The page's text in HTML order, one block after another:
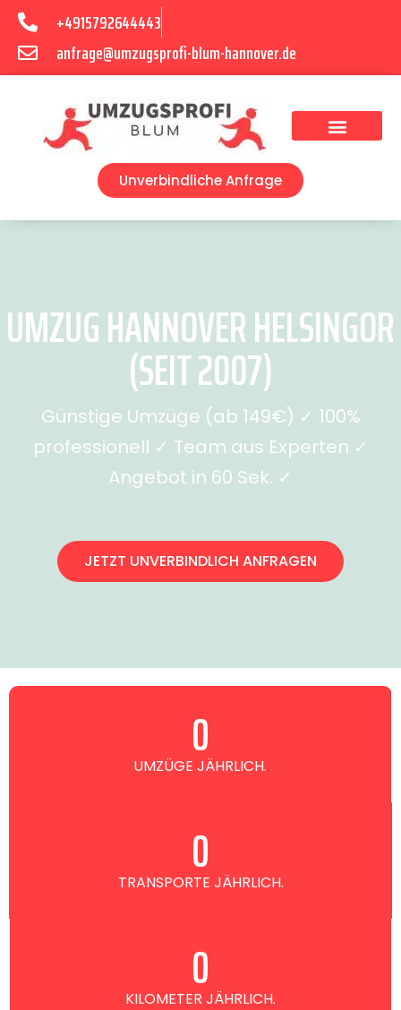
+4915792644443
anfrage@umzugsprofi-blum-hannover.de
Unverbindliche Anfrage
UMZUG HANNOVER HELSINGOR
(SEIT 2007)
Günstige Umzüge (ab 149€) ✓ 100%
professionell ✓ Team aus Experten ✓
Angebot in 60 Sek. ✓
JETZT UNVERBINDLICH ANFRAGEN
UMZÜGE JÄHRLICH.
0
TRANSPORTE JÄHRLICH.
0
KILOMETER JÄHRLICH.
0